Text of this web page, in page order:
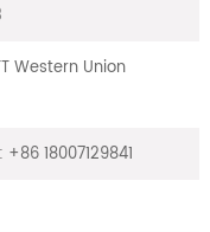
Western Union
18007129841